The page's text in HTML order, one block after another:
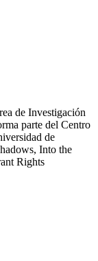
de Investigación
parte del Centro
de
Into the
Rights